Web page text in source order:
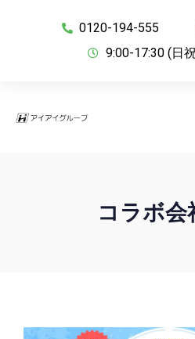
0120-194-555
9:00-17:30 (日
コラボ会